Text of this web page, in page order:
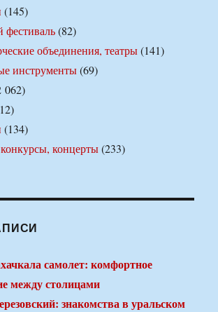
(145)
(82)
объединения, театры(141)
инструменты(69)
062)
(134)
концерты(233)
самолет: комфортное
между столицами
знакомства в уральском